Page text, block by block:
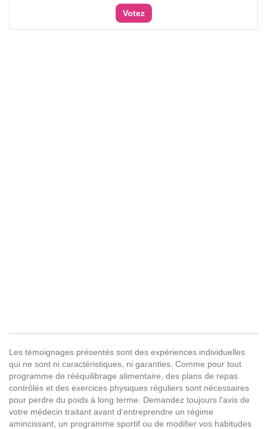
Les témoignages présentés sont des expériences individuelles
qui ne sont ni caractéristiques, ni garanties. Comme pour tout
programme de rééquilibrage alimentaire, des plans de repas
contrôlés et des exercices physiques réguliers sont nécessaires
pour perdre du poids à long terme. Demandez toujours l'avis de
votre médecin traitant avant d'entreprendre un régime
amincissant, un programme sportif ou de modifier vos habitudes